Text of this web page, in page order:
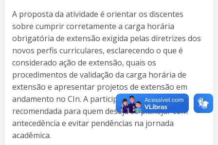
A proposta da atividade é orientar os discentes
sobre cumprir corretamente a carga horária
obrigatória de extensão exigida pelas diretrizes dos
novos perfis curriculares, esclarecendo o que é
considerado ação de extensão, quais os
procedimentos de validação da carga horária de
extensão e apresentar projetos de extensão em
andamento no CIn. A participação é altamente
recomendada para quem deseja se planejar com
antecedência e evitar pendências na jornada
acadêmica.